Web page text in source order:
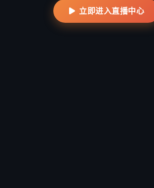
体验闪电比分